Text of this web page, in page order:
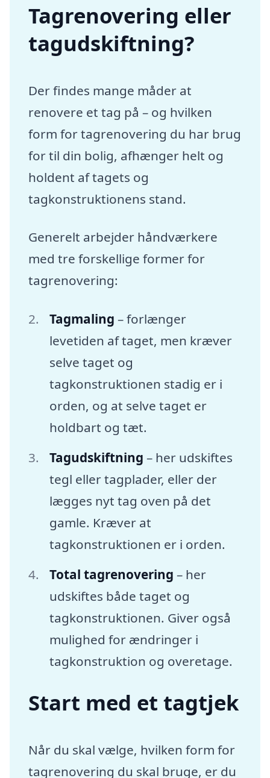
Tagrenovering eller
tagudskiftning?
Der findes mange måder at
renovere et tag på – og hvilken
form for tagrenovering du har brug
for til din bolig, afhænger helt og
holdent af tagets og
tagkonstruktionens stand.
Generelt arbejder håndværkere
med tre forskellige former for
tagrenovering:
Tagmaling – forlænger
levetiden af taget, men kræver
selve taget og
tagkonstruktionen stadig er i
orden, og at selve taget er
holdbart og tæt.
Tagudskiftning – her udskiftes
tegl eller tagplader, eller der
lægges nyt tag oven på det
gamle. Kræver at
tagkonstruktionen er i orden.
Total tagrenovering – her
udskiftes både taget og
tagkonstruktionen. Giver også
mulighed for ændringer i
tagkonstruktion og overetage.
Start med et tagtjek
Når du skal vælge, hvilken form for
tagrenovering du skal bruge, er du